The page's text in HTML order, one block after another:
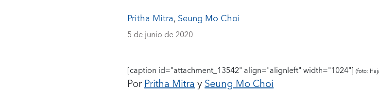
Pritha Mitra,Seung Mo Choi
5 de junio de 2020
[caption id="attachment_13542" align="alignleft" width="1024"] (foto:
PorPritha MitraySeung Mo Choi